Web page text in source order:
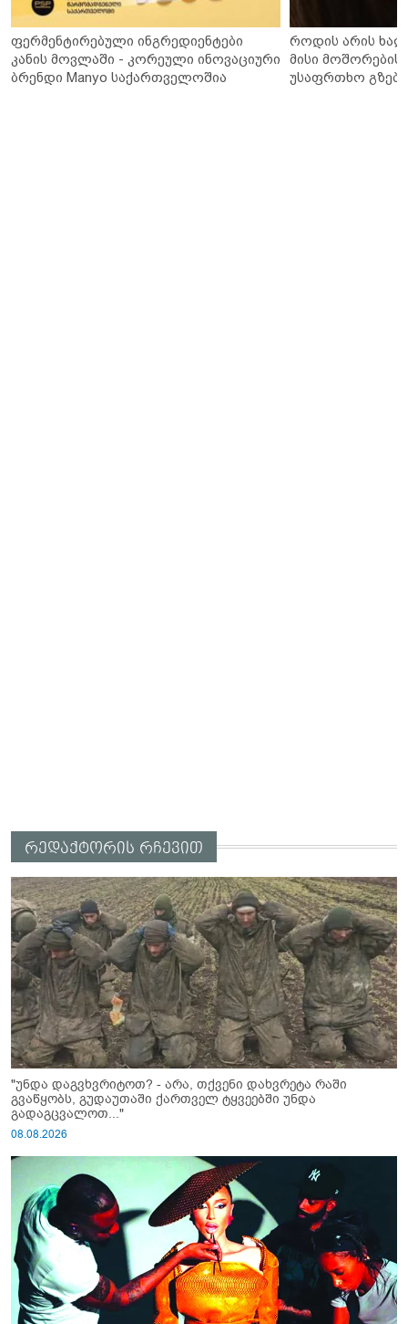
ფერმენტირებული ინგრედიენტები
კანის მოვლაში - კორეული ინოვაციური
ბრენდი Manyo საქართველოშია
როდის არის
მისი მოშორების
უსაფრთხო გზები
რედაქტორის რჩევით
"უნდა დაგვხვრიტოთ? - არა, თქვენი დახვრეტა რაში
გვაწყობს, გუდაუთაში ქართველ ტყვეებში უნდა
გადაგცვალოთ..."
08.08.2026